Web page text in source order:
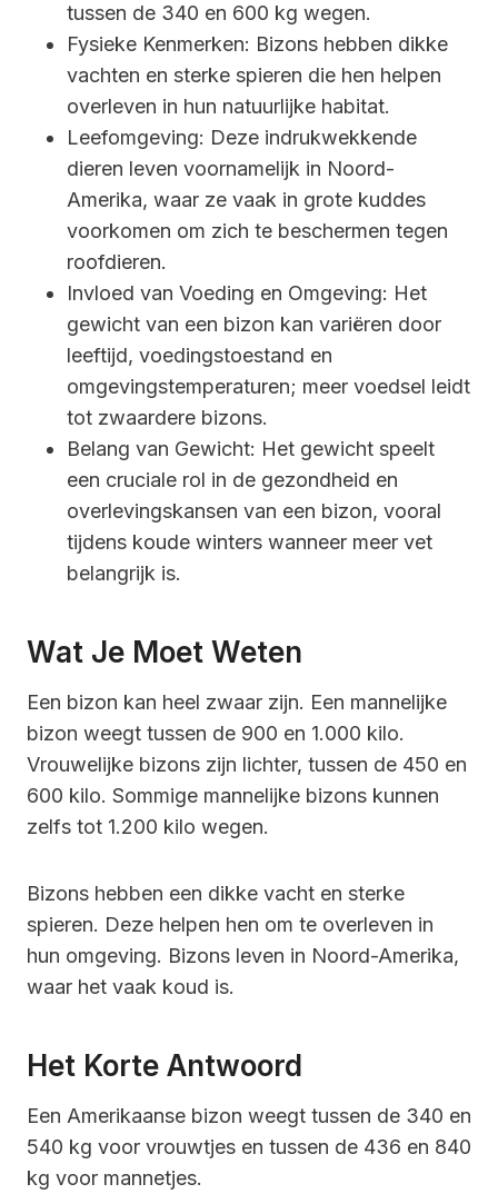
tussen de 340 en 600 kg wegen.
Fysieke Kenmerken: Bizons hebben dikke
vachten en sterke spieren die hen helpen
overleven in hun natuurlijke habitat.
Leefomgeving: Deze indrukwekkende
dieren leven voornamelijk in Noord-
Amerika, waar ze vaak in grote kuddes
voorkomen om zich te beschermen tegen
roofdieren.
Invloed van Voeding en Omgeving: Het
gewicht van een bizon kan variëren door
leeftijd, voedingstoestand en
omgevingstemperaturen; meer voedsel leidt
tot zwaardere bizons.
Belang van Gewicht: Het gewicht speelt
een cruciale rol in de gezondheid en
overlevingskansen van een bizon, vooral
tijdens koude winters wanneer meer vet
belangrijk is.
Wat Je Moet Weten
Een bizon kan heel zwaar zijn. Een mannelijke
bizon weegt tussen de 900 en 1.000 kilo.
Vrouwelijke bizons zijn lichter, tussen de 450 en
600 kilo. Sommige mannelijke bizons kunnen
zelfs tot 1.200 kilo wegen.
Bizons hebben een dikke vacht en sterke
spieren. Deze helpen hen om te overleven in
hun omgeving. Bizons leven in Noord-Amerika,
waar het vaak koud is.
Het Korte Antwoord
Een Amerikaanse bizon weegt tussen de 340 en
540 kg voor vrouwtjes en tussen de 436 en 840
kg voor mannetjes.